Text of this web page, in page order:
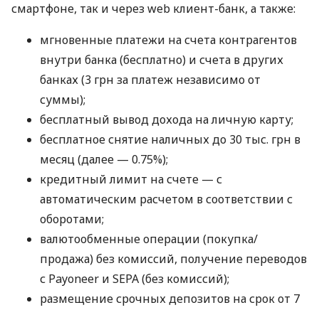
смартфоне, так и через web клиент-банк, а также:
мгновенные платежи на счета контрагентов
внутри банка (бесплатно) и счета в других
банках (3 грн за платеж независимо от
суммы);
бесплатный вывод дохода на личную карту;
бесплатное снятие наличных до 30 тыс. грн в
месяц (далее — 0.75%);
кредитный лимит на счете — с
автоматическим расчетом в соответствии с
оборотами;
валютообменные операции (покупка/
продажа) без комиссий, получение переводов
с Payoneer и SEPA (без комиссий);
размещение срочных депозитов на срок от 7